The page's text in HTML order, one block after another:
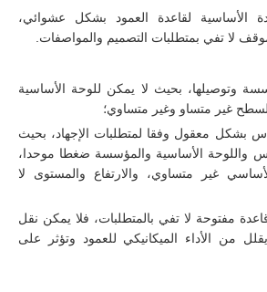
الأساسية لقاعدة العمود بشكل عشوائي،
لا تفي بمتطلبات التصميم والمواصفات.
وتوصيلها، بحيث لا يمكن للوحة الأساسية
غير متساو وغير متساوي؛
بشكل معقول وفقا لمتطلبات الإجهاد، بحيث
واللوحة الأساسية والمؤسسة ضغطا موحدا،
غير متساوي، والارتفاع والمستوى لا
مفتوحة لا تفي بالمتطلبات، فلا يمكن نقل
من الأداء الميكانيكي للعمود وتؤثر على